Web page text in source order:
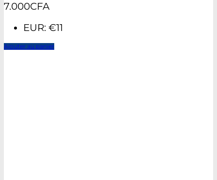
7.000CFA
EUR: €11
Ajouter au panier